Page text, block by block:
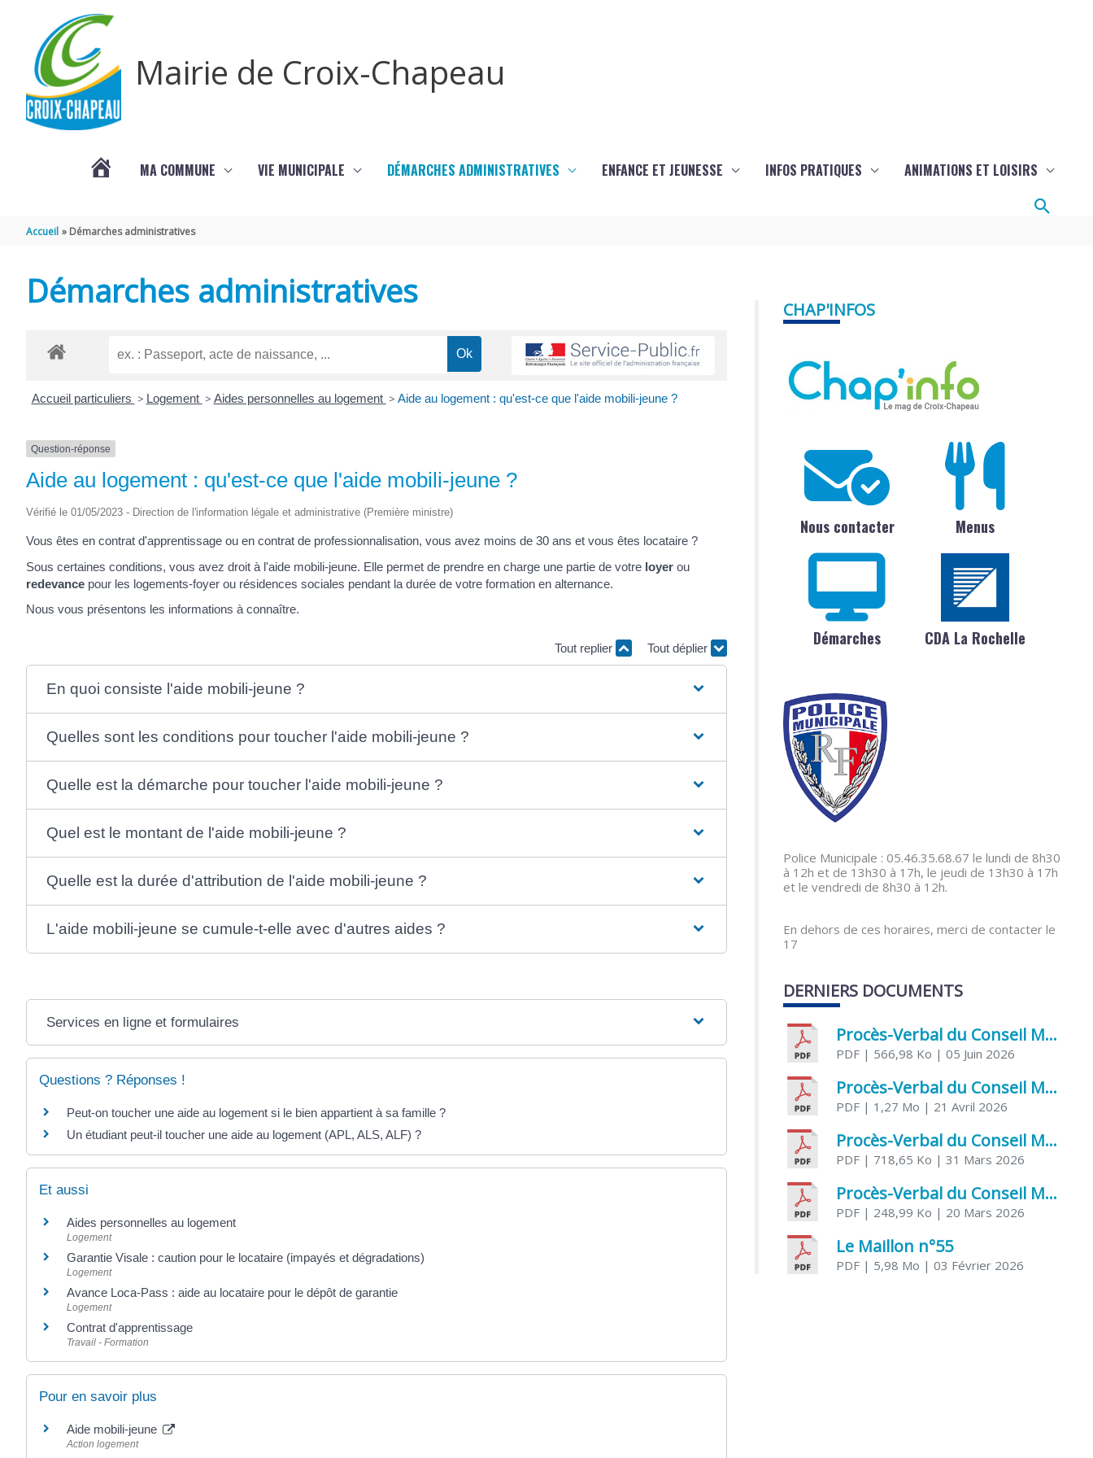
Mairie de Croix-Chapeau
MA COMMUNE VIE MUNICIPALE DÉMARCHES ADMINISTRATIVES ENFANCE ET JEUNESSE INFOS PRATIQUES ANIMATIONS ET LOISIRS
Accueil Démarches administratives
Démarches administratives
Accueil particuliers > Logement > Aides personnelles au logement > Aide au logement : qu'est-ce que l'aide mobili-jeune ?
Question-réponse
Aide au logement : qu'est-ce que l'aide mobili-jeune ?
Vérifié le 01/05/2023 - Direction de l'information légale et administrative (Première ministre)
Vous êtes en contrat d'apprentissage ou en contrat de professionnalisation, vous avez moins de 30 ans et vous êtes locataire ?
Sous certaines conditions, vous avez droit à l'aide mobili-jeune. Elle permet de prendre en charge une partie de votre loyer ou
redevance pour les logements-foyer ou résidences sociales pendant la durée de votre formation en alternance.
Nous vous présentons les informations à connaître.
Tout replier Tout déplier
En quoi consiste l'aide mobili-jeune ?
Quelles sont les conditions pour toucher l'aide mobili-jeune ?
Quelle est la démarche pour toucher l'aide mobili-jeune ?
Quel est le montant de l'aide mobili-jeune ?
Quelle est la durée d'attribution de l'aide mobili-jeune ?
L'aide mobili-jeune se cumule-t-elle avec d'autres aides ?
Services en ligne et formulaires
Questions ? Réponses !
Peut-on toucher une aide au logement si le bien appartient à sa famille ?
Un étudiant peut-il toucher une aide au logement (APL, ALS, ALF) ?
Et aussi
Aides personnelles au logement
Logement
Garantie Visale : caution pour le locataire (impayés et dégradations)
Logement
Avance Loca-Pass : aide au locataire pour le dépôt de garantie
Logement
Contrat d'apprentissage
Travail - Formation
Pour en savoir plus
Aide mobili-jeune
Action logement
CHAP'INFOS
Nous contacter Menus
Démarches CDA La Rochelle
Police Municipale : 05.46.35.68.67 le lundi de 8h30
à 12h et de 13h30 à 17h, le jeudi de 13h30 à 17h
et le vendredi de 8h30 à 12h.
En dehors de ces horaires, merci de contacter le
17
DERNIERS DOCUMENTS
Procès-Verbal du Conseil Municipal du 5 juin 2026
PDF | 566,98 Ko | 05 Juin 2026
Procès-Verbal du Conseil Municipal du 21 avril 2026
PDF | 1,27 Mo | 21 Avril 2026
Procès-Verbal du Conseil Municipal du 31 mars 2026
PDF | 718,65 Ko | 31 Mars 2026
Procès-Verbal du Conseil Municipal du 20 mars 2026
PDF | 248,99 Ko | 20 Mars 2026
Le Maillon n°55
PDF | 5,98 Mo | 03 Février 2026